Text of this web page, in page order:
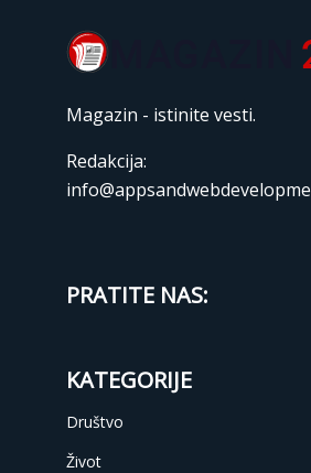
Magazin - istinite vesti.
Redakcija:
PRATITE NAS:
KATEGORIJE
Društvo
Život